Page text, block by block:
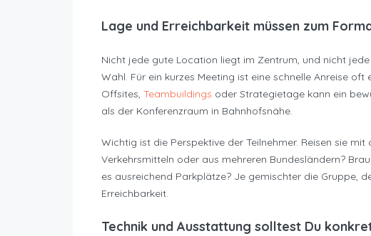
Lage und Erreichbarkeit müssen zum
Nicht jede gute Location liegt im Zentrum, und nicht
Wahl. Für ein kurzes Meeting ist eine schnelle Anreise oft
Offsites, Teambuildings oder Strategietage kann ein
als der Konferenzraum in Bahnhofsnähe.
Wichtig ist die Perspektive der Teilnehmer. Reisen sie
Verkehrsmitteln oder aus mehreren Bundesländern?
es ausreichend Parkplätze? Je gemischter die Gruppe,
Erreichbarkeit.
Technik und Ausstattung solltest Du